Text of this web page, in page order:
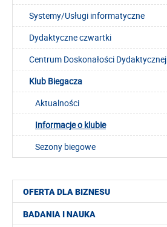
Systemy/Usługi informatyczne
Dydaktyczne czwartki
Centrum Doskonałości Dydaktycznej
Klub Biegacza
Aktualności
Informacje o klubie
Sezony biegowe
OFERTA DLA BIZNESU
BADANIA I NAUKA